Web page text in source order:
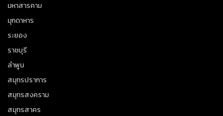
มหาสารคาม
มุกดาหาร
ระยอง
ราชบุรี
ลำพูน
สมุทรปราการ
สมุทรสงคราม
สมุทรสาคร